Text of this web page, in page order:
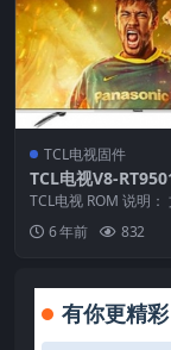
TCL电视固件
TCL电视V8-
10版本强刷电视固
TCL电视 ROM 说明：
mg 适用机芯：RT95
5... 6 年前 832
有你更精